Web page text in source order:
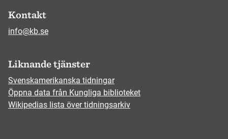
Kontakt
info@kb.se
Liknande tjänster
Svenskamerikanska tidningar
Öppna data från Kungliga biblioteket
Wikipedias lista över tidningsarkiv